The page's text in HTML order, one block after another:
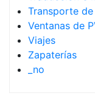
Transporte
Ventanas de
Viajes
Zapaterías
_no